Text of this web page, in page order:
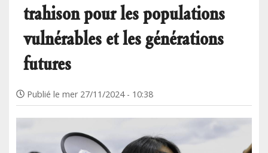
trahison pour les populations
vulnérables et les générations
futures
Publié le mer 27/11/2024 - 10:38